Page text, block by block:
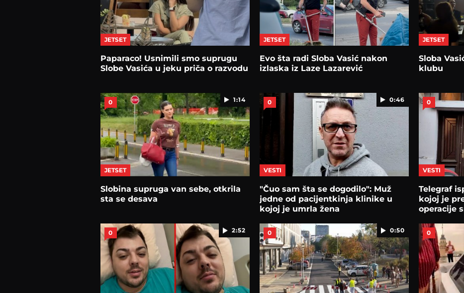
JETSET
Paparaco! Usnimili smo suprugu
Slobe Vasića u jeku priča o razvodu
JETSET
Evo šta radi Sloba Vasić nakon
izlaska iz Laze Lazarević
JETSET
Sloba
klubu
1:14
0
JETSET
Slobina supruga van sebe, otkrila
sta se desava
0:46
0
VESTI
"Čuo sam šta se dogodilo": Muž
jedne od pacijentkinja klinike u
kojoj je umrla žena
0
VESTI
Telegraf
kojoj je
operacije
2:52
0 0:50
0 0